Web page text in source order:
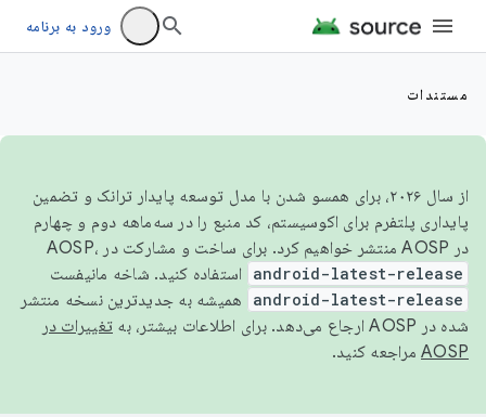
ورود به برنامه
مستندات
از سال ۲۰۲۶، برای همسو شدن با مدل توسعه پایدار ترانک و تضمین
پایداری پلتفرم برای اکوسیستم، کد منبع را در سه‌ماهه دوم و چهارم
در AOSP منتشر خواهیم کرد. برای ساخت و مشارکت در AOSP،
android-latest-release استفاده کنید. شاخه مانیفست
android-latest-release
همیشه به جدیدترین نسخه منتشر
شده در AOSP ارجاع می‌دهد. برای اطلاعات بیشتر، به
تغییرات در
AOSP مراجعه کنید.